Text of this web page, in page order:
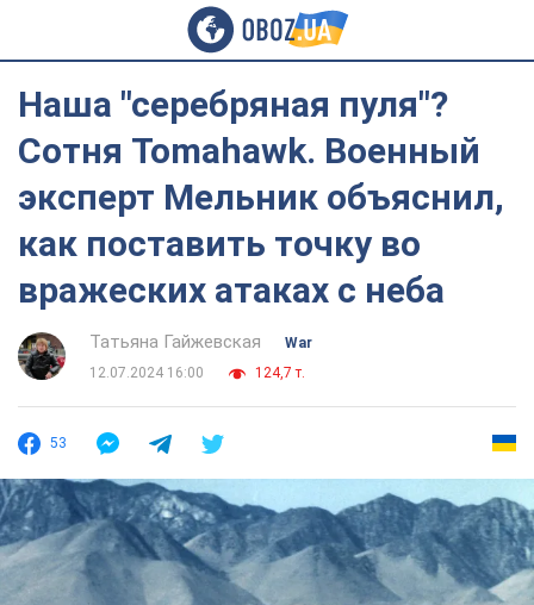
Наша "серебряная пуля"?
Сотня Tomahawk. Военный
эксперт Мельник объяснил,
как поставить точку во
вражеских атаках с неба
Татьяна Гайжевская
War
12.07.2024 16:00
124,7 т.
53